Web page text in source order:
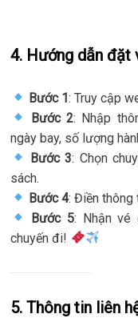
4. Hướng dẫn đặt
Bước 1: Truy cập
Bước 2: Nhập
ngày bay, số lượng
Bước 3: Chọn
sách.
Bước 4: Điền thông
Bước 5: Nhận vé
chuyến đi!
5. Thông tin liên